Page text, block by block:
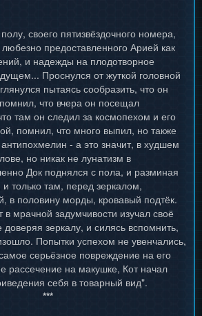
своего пятизвёздочного номера,
предоставленного Арией как
и надежды на плодотворное
Проснулся от жуткой головной
пытаясь сообразить, что он
что вчера он посещал
там он следил за космопехом и его
помнил, что много выпил, но также
- а это значит, в худшем
но никак не лунатизм в
Док поднялся с пола, и разминая
только там, перед зеркалом,
в половину морды, кровавый подтёк.
в мрачной задумчивости изучал своё
зеркалу, и силясь вспомнить,
Попытки успехом не увенчались,
серьёзное повреждение на его
рассечение на макушке, Кот начал
себя в товарный вид".
***